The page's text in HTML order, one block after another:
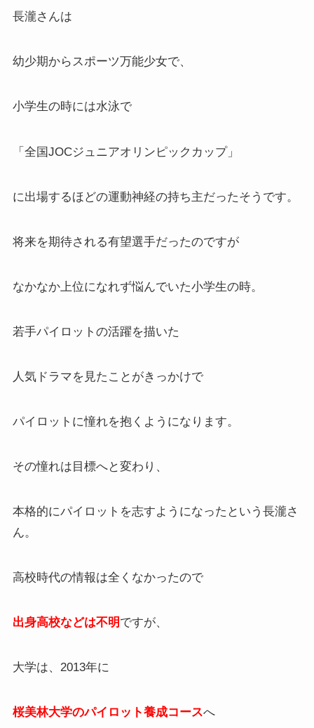
長瀧さんは
幼少期からスポーツ万能少女で、
小学生の時には水泳で
「全国JOCジュニアオリンピックカップ」
に出場するほどの運動神経の持ち主だったそうです。
将来を期待される有望選手だったのですが
なかなか上位になれず悩んでいた小学生の時。
若手パイロットの活躍を描いた
人気ドラマを見たことがきっかけで
パイロットに憧れを抱くようになります。
その憧れは目標へと変わり、
本格的にパイロットを志すようになったという長瀧さ
ん。
高校時代の情報は全くなかったので
出身高校などは不明ですが、
大学は、2013年に
桜美林大学のパイロット養成コースへ